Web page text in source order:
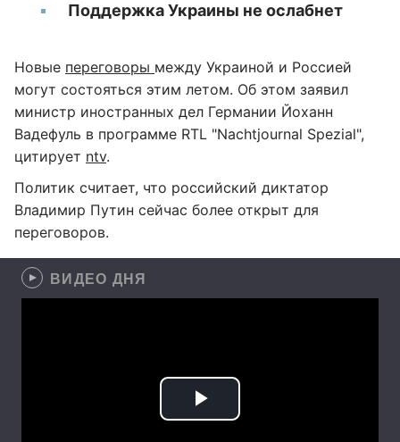
Поддержка Украины не ослабнет
Новые переговоры между Украиной и Россией
могут состояться этим летом. Об этом заявил
министр иностранных дел Германии Йоханн
Вадефуль в программе RTL "Nachtjournal Spezial",
цитирует ntv.
Политик считает, что российский диктатор
Владимир Путин сейчас более открыт для
переговоров.
ВИДЕО ДНЯ